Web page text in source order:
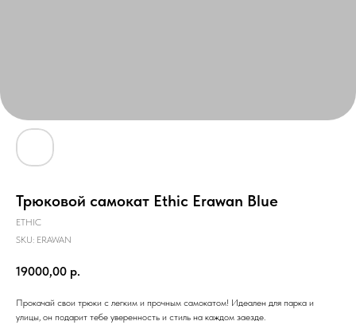
Трюковой самокат Ethic Erawan Blue
ETHIC
SKU: ERAWAN
19000,00 р.
Прокачай свои трюки с легким и прочным самокатом! Идеален для парка и
улицы, он подарит тебе уверенность и стиль на каждом заезде.